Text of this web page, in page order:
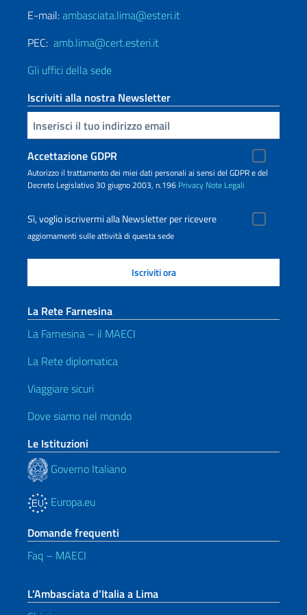
E-mail:ambasciata.lima@esteri.it
PEC: amb.lima@cert.esteri.it
Gli uffici della sede
Iscriviti alla nostra Newsletter
Inserisci la tua email
Accettazione GDPR
Autorizzo il trattamento dei miei dati personali ai sensi del GDPR e del
Decreto Legislativo 30 giugno 2003, n.196 Privacy Note Legali
Sì, voglio iscrivermi alla Newsletter per ricevere
aggiornamenti sulle attività di questa sede
La Rete Farnesina
La Farnesina – il MAECI
La Rete diplomatica
Viaggiare sicuri
Dove siamo nel mondo
Le Istituzioni
Governo Italiano
Europa.eu
Domande frequenti
Faq – MAECI
L’Ambasciata d’Italia a Lima